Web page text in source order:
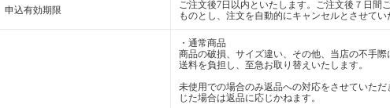
申込有効期限
ご注文後7日以内といたします。ご注文後７日間
ものとし、注文を自動的にキャンセルとさせてい
・通常商品
商品の破損、サイズ違い、その他、当店の不手
送料を負担し、至急お取り替えいたします。
未使用での場合のみ返品への対応をさせていた
じた場合は返品に応じかねます。